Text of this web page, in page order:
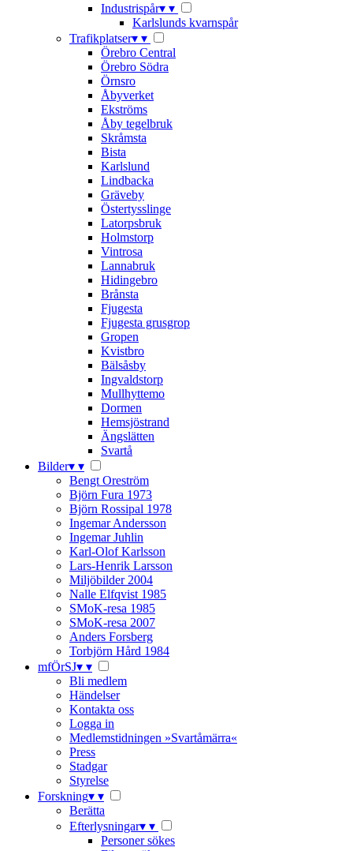
Industrispår▾ ▾
Karlslunds kvarnspår
Trafikplatser▾ ▾
Örebro Central
Örebro Södra
Örnsro
Åbyverket
Ekströms
Åby tegelbruk
Skråmsta
Bista
Karlslund
Lindbacka
Gräveby
Östertysslinge
Latorpsbruk
Holmstorp
Vintrosa
Lannabruk
Hidingebro
Brånsta
Fjugesta
Fjugesta grusgrop
Gropen
Kvistbro
Bälsåsby
Ingvaldstorp
Mullhyttemo
Dormen
Hemsjöstrand
Ängslätten
Svartå
Bilder▾ ▾
Bengt Oreström
Björn Fura 1973
Björn Rossipal 1978
Ingemar Andersson
Ingemar Juhlin
Karl-Olof Karlsson
Lars-Henrik Larsson
Miljöbilder 2004
Nalle Elfqvist 1985
SMoK-resa 1985
SMoK-resa 2007
Anders Forsberg
Torbjörn Hård 1984
mfÖrSJ▾ ▾
Bli medlem
Händelser
Kontakta oss
Logga in
Medlemstidningen »Svartåmärra«
Press
Stadgar
Styrelse
Forskning▾ ▾
Berätta
Efterlysningar▾ ▾
Personer sökes